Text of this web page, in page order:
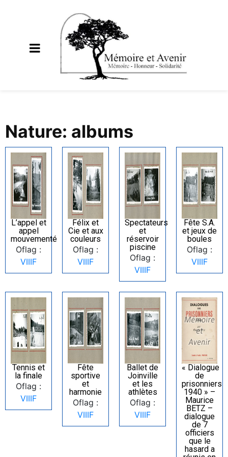
Nature: albums
L’appel et
appel
mouvementé
Oflag :
VIIIF
Félix et
Cie et aux
couleurs
Oflag :
VIIIF
Spectateurs
et
réservoir
piscine
Oflag :
VIIIF
Fête S.A.
et jeux de
boules
Oflag :
VIIIF
Tennis et
la finale
Oflag :
VIIIF
Fête
sportive
et
harmonie
Oflag :
VIIIF
Ballet de
Joinville
et les
athlètes
Oflag :
VIIIF
« Dialogue
de
prisonniers
1940 » –
Maurice
BETZ –
dialogue
de 7
officiers
que le
hasard a